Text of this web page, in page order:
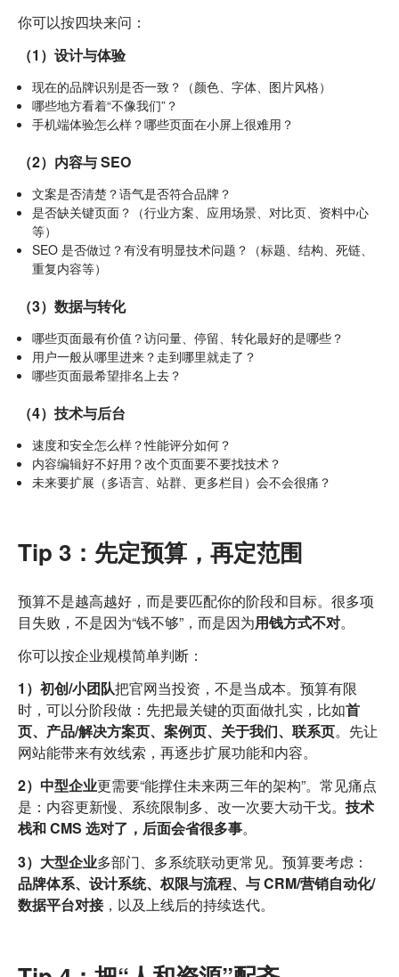
你可以按四块来问：
（1）设计与体验
现在的品牌识别是否一致？（颜色、字体、图片风格）
哪些地方看着“不像我们”？
手机端体验怎么样？哪些页面在小屏上很难用？
（2）内容与 SEO
文案是否清楚？语气是否符合品牌？
是否缺关键页面？（行业方案、应用场景、对比页、资料中心
等）
SEO 是否做过？有没有明显技术问题？（标题、结构、死链、
重复内容等）
（3）数据与转化
哪些页面最有价值？访问量、停留、转化最好的是哪些？
用户一般从哪里进来？走到哪里就走了？
哪些页面最希望排名上去？
（4）技术与后台
速度和安全怎么样？性能评分如何？
内容编辑好不好用？改个页面要不要找技术？
未来要扩展（多语言、站群、更多栏目）会不会很痛？
Tip 3：先定预算，再定范围
预算不是越高越好，而是要匹配你的阶段和目标。很多项
目失败，不是因为“钱不够”，而是因为用钱方式不对。
你可以按企业规模简单判断：
1）初创/小团队把官网当投资，不是当成本。预算有限
时，可以分阶段做：先把最关键的页面做扎实，比如首
页、产品/解决方案页、案例页、关于我们、联系页。先让
网站能带来有效线索，再逐步扩展功能和内容。
2）中型企业更需要“能撑住未来两三年的架构”。常见痛点
是：内容更新慢、系统限制多、改一次要大动干戈。 技术
栈和 CMS 选对了，后面会省很多事。
3）大型企业多部门、多系统联动更常见。预算要考虑：
品牌体系、设计系统、权限与流程、与 CRM/营销自动化/
数据平台对接，以及上线后的持续迭代。